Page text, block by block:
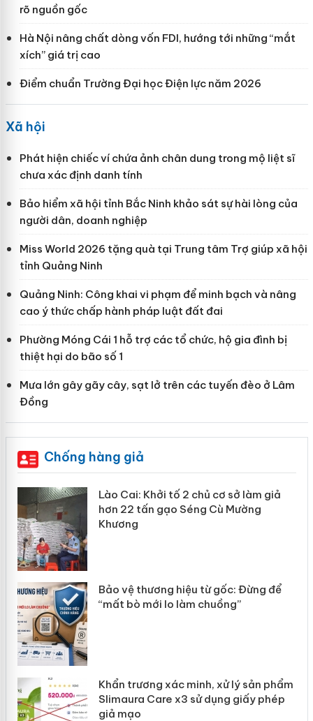
rõ nguồn gốc
Hà Nội nâng chất dòng vốn FDI, hướng tới những “mắt
xích” giá trị cao
Điểm chuẩn Trường Đại học Điện lực năm 2026
Xã hội
Phát hiện chiếc ví chứa ảnh chân dung trong mộ liệt sĩ
chưa xác định danh tính
Bảo hiểm xã hội tỉnh Bắc Ninh khảo sát sự hài lòng của
người dân, doanh nghiệp
Miss World 2026 tặng quà tại Trung tâm Trợ giúp xã hội
tỉnh Quảng Ninh
Quảng Ninh: Công khai vi phạm để minh bạch và nâng
cao ý thức chấp hành pháp luật đất đai
Phường Móng Cái 1 hỗ trợ các tổ chức, hộ gia đình bị
thiệt hại do bão số 1
Mưa lớn gây gãy cây, sạt lở trên các tuyến đèo ở Lâm
Đồng
Chống hàng giả
Lào Cai: Khởi tố 2 chủ cơ sở làm giả
hơn 22 tấn gạo Séng Cù Mường
Khương
Bảo vệ thương hiệu từ gốc: Đừng để
“mất bò mới lo làm chuồng”
Khẩn trương xác minh, xử lý sản phẩm
Slimaura Care x3 sử dụng giấy phép
giả mạo